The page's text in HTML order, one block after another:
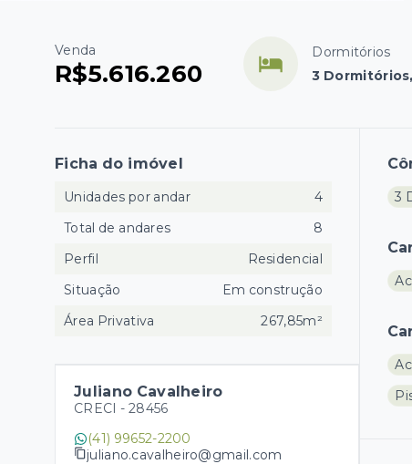
Venda
R$5.616.260
Dormitórios
3
3
Ficha do imóvel
Unidades por andar
4
Total de andares
8
Perfil
Residencial
Situação
Em construção
Área Privativa
267,85m²
Juliano Cavalheiro
CRECI - 28456
(41) 99652-2200
juliano.cavalheiro@gmail.com